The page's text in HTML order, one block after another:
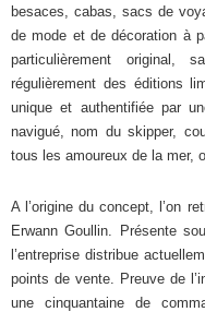
besaces, cabas, sacs de
de mode et de décoration à
particulièrement original,
régulièrement des éditions
unique et authentifiée par
navigué, nom du skipper,
tous les amoureux de la mer,
A l’origine du concept, l’on
Erwann Goullin. Présente
l’entreprise distribue
points de vente. Preuve de
une cinquantaine de